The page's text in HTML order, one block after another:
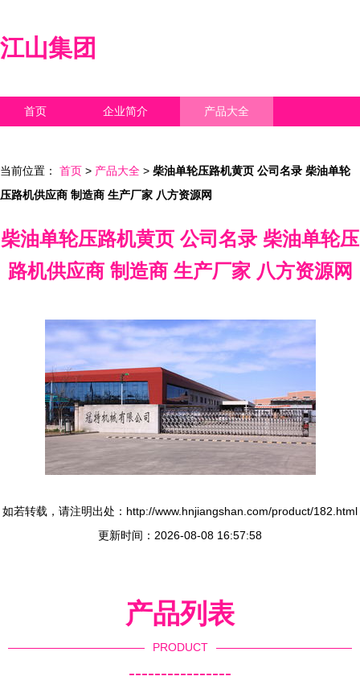
江山集团
首页 企业简介 产品大全
当前位置： 首页 > 产品大全 > 柴油单轮压路机黄页 公司名录 柴油单轮
压路机供应商 制造商 生产厂家 八方资源网
柴油单轮压路机黄页 公司名录 柴油单轮压
路机供应商 制造商 生产厂家 八方资源网
如若转载，请注明出处：http://www.hnjiangshan.com/product/182.html
更新时间：2026-08-08 16:57:58
产品列表
PRODUCT
----------------